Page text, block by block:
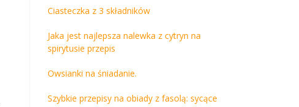
Ciasteczka z 3 składników
Jaka jest najlepsza nalewka z cytryn na
spirytusie przepis
Owsianki na śniadanie.
Szybkie przepisy na obiady z fasolą: sycące